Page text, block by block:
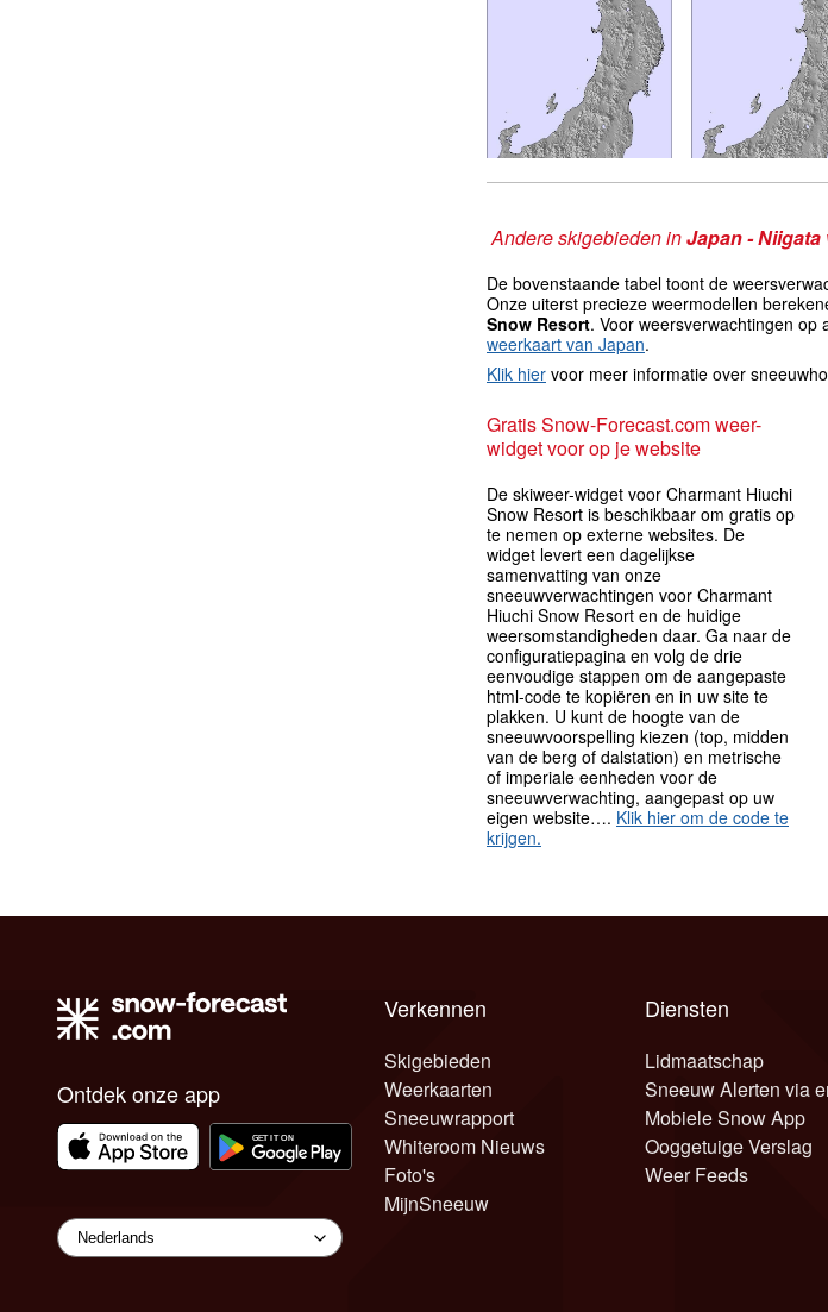
Andere skigebieden inJapan - Niigata
De bovenstaande tabel toont de
Onze uiterst precieze weermodellen
Snow Resort. Voor weersverwachtingen
weerkaart van Japan.
Klik hier voor meer informatie over
Gratis Snow-Forecast.com weer-
widget voor op je website
De skiweer-widget voor Charmant Hiuchi
Snow Resort is beschikbaar om gratis op
te nemen op externe websites. De
widget levert een dagelijkse
samenvatting van onze
sneeuwverwachtingen voor Charmant
Hiuchi Snow Resort en de huidige
weersomstandigheden daar. Ga naar de
configuratiepagina en volg de drie
eenvoudige stappen om de aangepaste
html-code te kopiëren en in uw site te
plakken. U kunt de hoogte van de
sneeuwvoorspelling kiezen (top, midden
van de berg of dalstation) en metrische
of imperiale eenheden voor de
sneeuwverwachting, aangepast op uw
eigen website…. Klik hier om de code te
krijgen.
Ontdek onze app
Verkennen
Skigebieden
Weerkaarten
Sneeuwrapport
Whiteroom Nieuws
Foto's
MijnSneeuw
Diensten
Lidmaatschap
Sneeuw Alerten via
Mobiele Snow App
Ooggetuige Verslag
Weer Feeds